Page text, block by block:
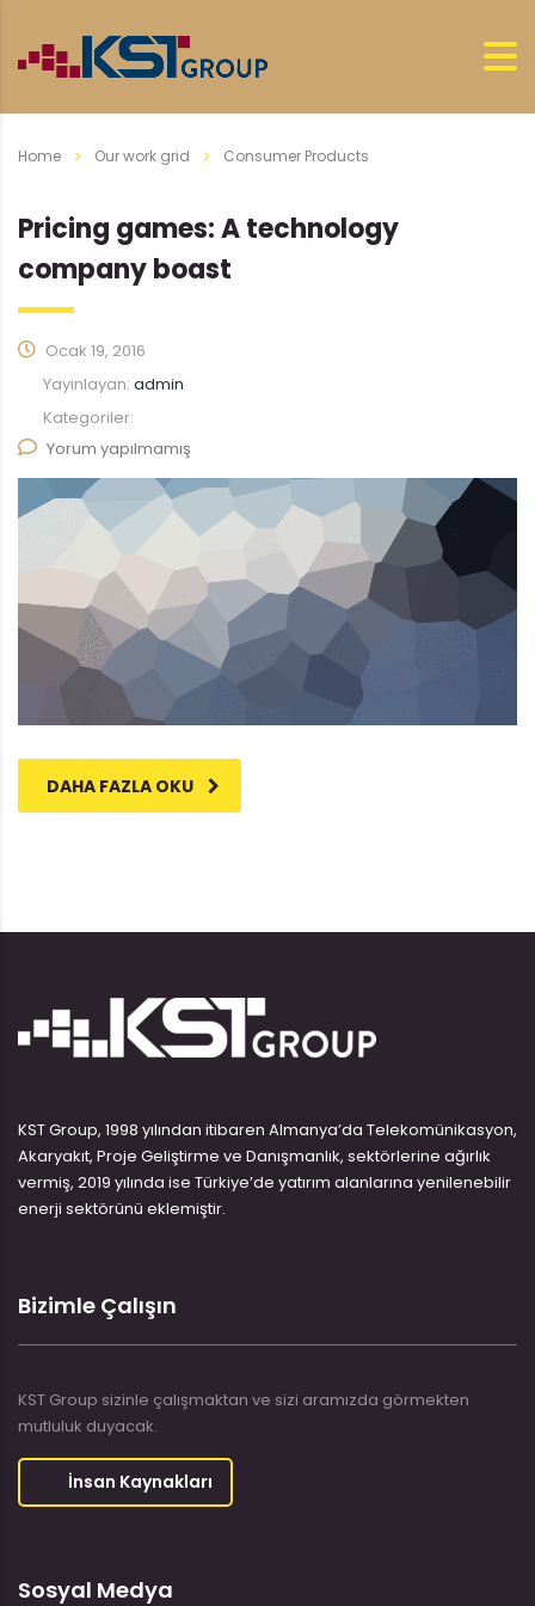
Home Our work grid Consumer Products
Pricing games: A technology
company boast
Ocak 19, 2016
Yayınlayan: admin
Kategoriler:
Yorum yapılmamış
DAHA FAZLA OKU
KST Group, 1998 yılından itibaren Almanya’da Telekomünikasyon,
Akaryakıt, Proje Geliştirme ve Danışmanlık, sektörlerine ağırlık
vermiş, 2019 yılında ise Türkiye’de yatırım alanlarına yenilenebilir
enerji sektörünü eklemiştir.
Bizimle Çalışın
KST Group sizinle çalışmaktan ve sizi aramızda görmekten
mutluluk duyacak.
İnsan Kaynakları
Sosyal Medya